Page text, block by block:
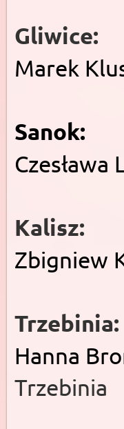
Gliwice:
Marek
Sanok:
Czesława
Kalisz:
Zbigniew
Trzebinia:
Hanna
Trzebinia